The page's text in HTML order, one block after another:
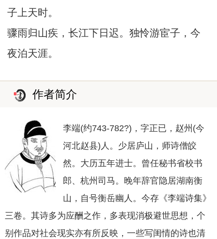
子上天时。
骤雨归山疾，长江下日迟。独怜游宦子，今
夜泊天涯。
作者简介
李端(约743-782?)，字正已，赵州(今
河北赵县)人。少居庐山，师诗僧皎
然。大历五年进士。曾任秘书省校书
郎、杭州司马。晚年辞官隐居湖南衡
山，自号衡岳幽人。今存《李端诗集》
三卷。其诗多为应酬之作，多表现消极避世思想，个
别作品对社会现实亦有所反映，一些写闺情的诗也清